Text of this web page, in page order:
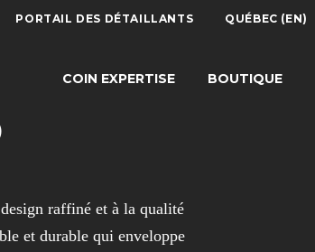
PORTAIL DES DÉTAILLANTS QUÉBEC (EN)
COIN EXPERTISE BOUTIQUE
raffiné et à la qualité
et durable qui enveloppe